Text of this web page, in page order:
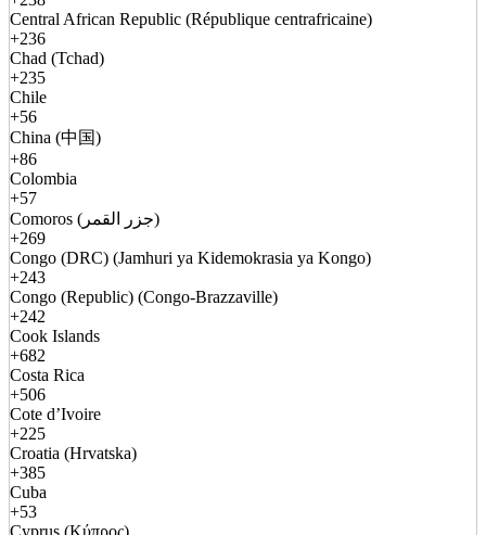
Central African Republic (République centrafricaine)
+236
Chad (Tchad)
+235
Chile
+56
China (中国)
+86
Colombia
+57
Comoros (جزر القمر)
+269
Congo (DRC) (Jamhuri ya Kidemokrasia ya Kongo)
+243
Congo (Republic) (Congo-Brazzaville)
+242
Cook Islands
+682
Costa Rica
+506
Cote d’Ivoire
+225
Croatia (Hrvatska)
+385
Cuba
+53